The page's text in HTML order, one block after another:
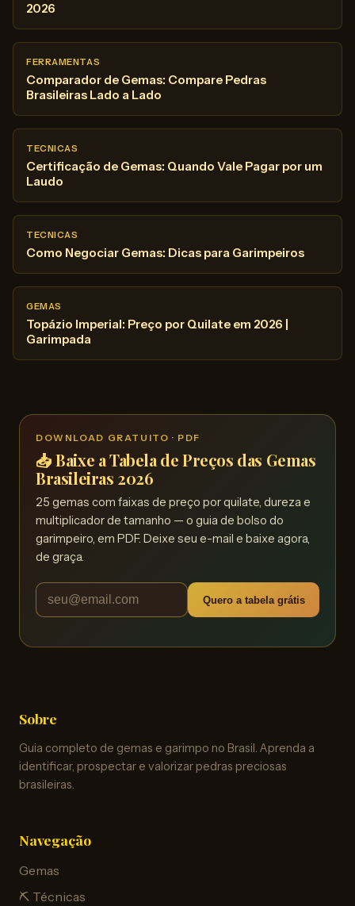
2026
FERRAMENTAS
Comparador de Gemas: Compare Pedras
Brasileiras Lado a Lado
TECNICAS
Certificação de Gemas: Quando Vale Pagar por um
Laudo
TECNICAS
Como Negociar Gemas: Dicas para Garimpeiros
GEMAS
Topázio Imperial: Preço por Quilate em 2026 |
Garimpada
DOWNLOAD GRATUITO · PDF
📥 Baixe a Tabela de Preços das Gemas
Brasileiras 2026
25 gemas com faixas de preço por quilate, dureza e
multiplicador de tamanho — o guia de bolso do
garimpeiro, em PDF. Deixe seu e-mail e baixe agora,
de graça.
Quero a tabela grátis
Sobre
Guia completo de gemas e garimpo no Brasil. Aprenda a
identificar, prospectar e valorizar pedras preciosas
brasileiras.
Navegação
Gemas
⛏️ Técnicas